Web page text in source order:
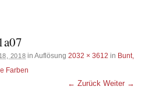
2018 in Auflösung2032 × 3612 in Bunt,
Farben
← Zurück Weiter →